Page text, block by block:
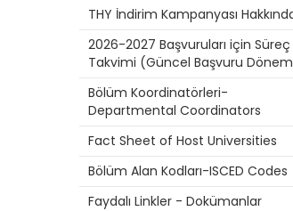
THY İndirim Kampanyası
2026-2027 Başvuruları için Süreç
Takvimi (Güncel Başvuru
Bölüm Koordinatörleri-
Departmental Coordinators
Fact Sheet of Host Universities
Bölüm Alan Kodları-ISCED Codes
Faydalı Linkler - Dokümanlar